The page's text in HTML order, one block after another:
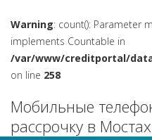
Warning: count(): Parameter
implements Countable in
/var/www/creditportal/
on line 258
Мобильные
рассрочку в Мостах